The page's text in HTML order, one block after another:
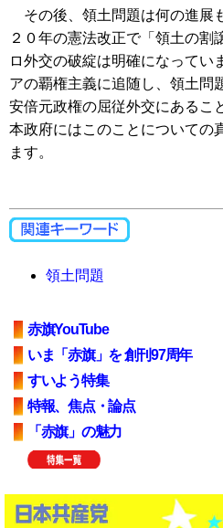
その後、領土問題は何の進展
２０年の憲法改正で「領土の割
ロ外交の破綻は明確になってい
アの覇権主義に追随し、領土問
安倍元政権の屈従外交にあるこ
本政府にはこのことについての
ます。
領土問題
赤旗YouTube
いま「赤旗」を 創刊97周年
すいよう特集
特報、焦点・論点
「赤旗」の魅力